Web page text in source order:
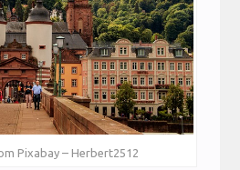
Pixabay – Herbert2512